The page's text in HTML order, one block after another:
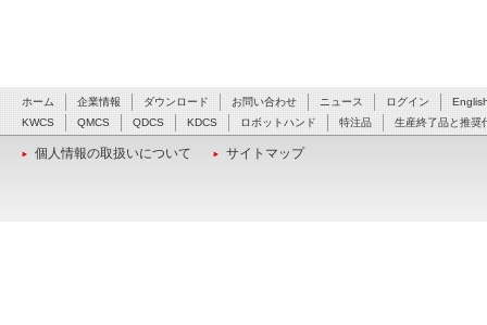
ホーム 企業情報 ダウンロード お問い合わせ ニュース ログイン
KWCS
QMCS QDCS KDCS ロボットハンド 特注品 生産終了品と推奨
個人情報の取扱いについて サイトマップ